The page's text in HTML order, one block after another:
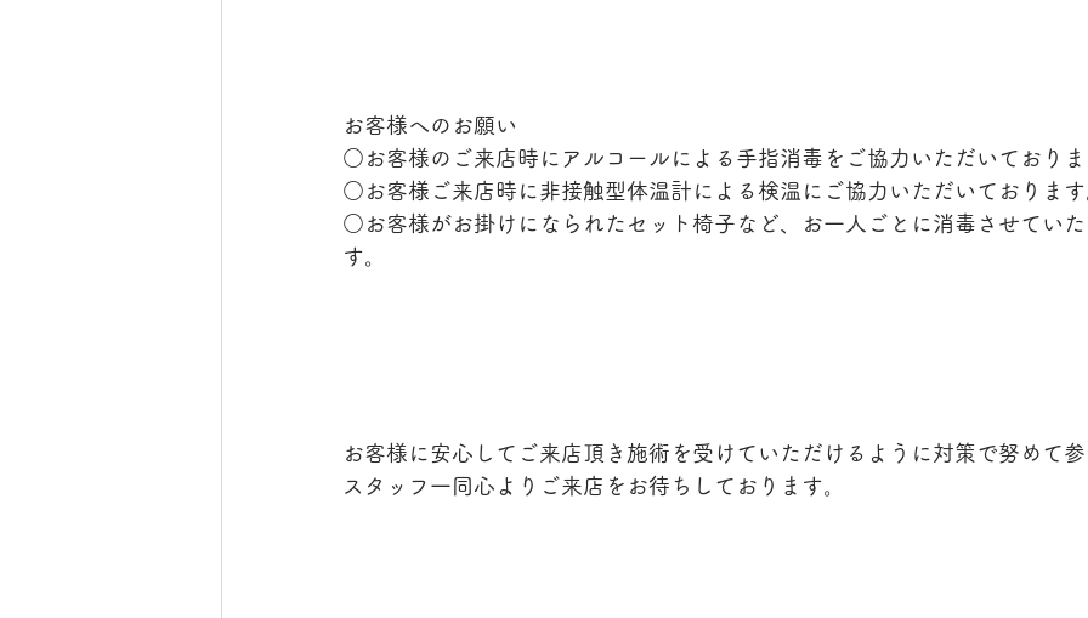
お客様へのお願い
○お客様のご来店時にアルコールによる手指消毒をご協力いただいており
○お客様ご来店時に非接触型体温計による検温にご協力いただいておりま
○お客様がお掛けになられたセット椅子など、お一人ごとに消毒させてい
す。
お客様に安心してご来店頂き施術を受けていただけるように対策で努めて
スタッフ一同心よりご来店をお待ちしております。